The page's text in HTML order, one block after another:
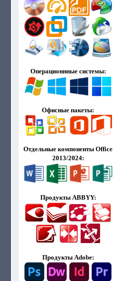
Операционнные системы:
Офисные пакеты:
Отдельные компоненты Office
2013/2024:
Продукты ABBYY:
Продукты Adobe: